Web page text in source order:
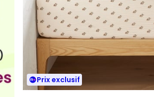
Prix exclusif